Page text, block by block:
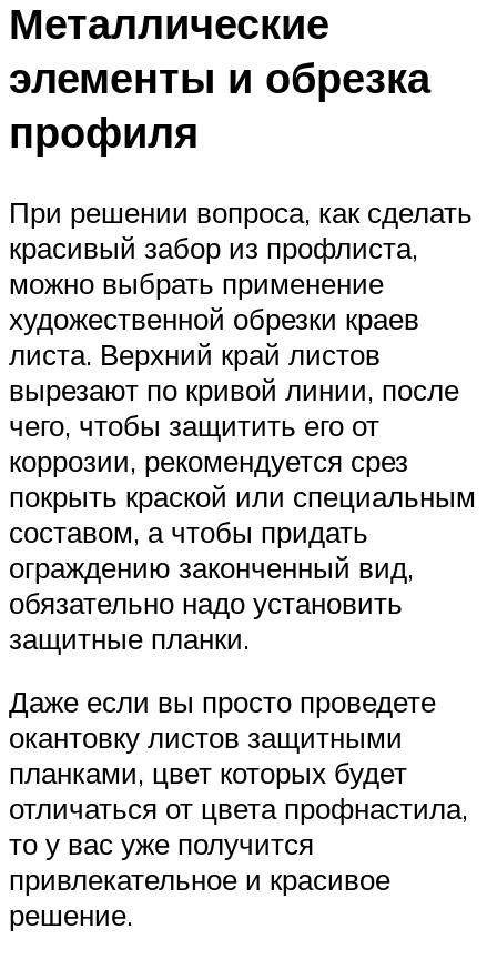
Металлические
элементы и обрезка
профиля
При решении вопроса, как сделать
красивый забор из профлиста,
можно выбрать применение
художественной обрезки краев
листа. Верхний край листов
вырезают по кривой линии, после
чего, чтобы защитить его от
коррозии, рекомендуется срез
покрыть краской или специальным
составом, а чтобы придать
ограждению законченный вид,
обязательно надо установить
защитные планки.
Даже если вы просто проведете
окантовку листов защитными
планками, цвет которых будет
отличаться от цвета профнастила,
то у вас уже получится
привлекательное и красивое
решение.